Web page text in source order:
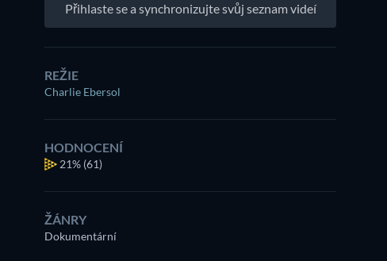
Přihlaste se a synchronizujte svůj seznam videí
REŽIE
Charlie Ebersol
HODNOCENÍ
21% (61)
ŽÁNRY
Dokumentární